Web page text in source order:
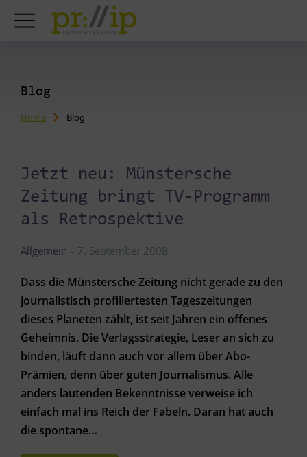
Blog
You are here:
Home Blog
Jetzt neu: Münstersche
Zeitung bringt TV-Programm
als Retrospektive
Allgemein 7. September 2008
Dass die Münstersche Zeitung nicht gerade zu den
journalistisch profiliertesten Tageszeitungen
dieses Planeten zählt, ist seit Jahren ein offenes
Geheimnis. Die Verlagsstrategie, Leser an sich zu
binden, läuft dann auch vor allem über Abo-
Prämien, denn über guten Journalismus. Alle
anders lautenden Bekenntnisse verweise ich
einfach mal ins Reich der Fabeln. Daran hat auch
die spontane…